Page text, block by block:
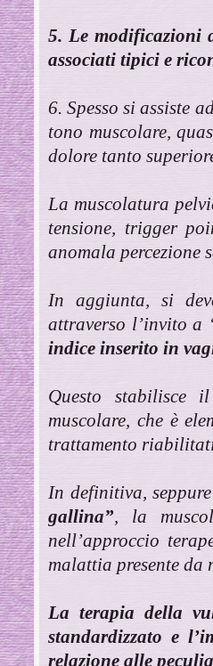
5. Le modificazioni
associati tipici e
6. Spesso si assiste
tono muscolare,
dolore tanto
La muscolatura
tensione, trigger
anomala percezione
In aggiunta, si
attraverso l’invito a
indice inserito in
Questo stabilisce
muscolare, che è
trattamento
In definitiva, seppure
gallina”, la
nell’approccio
malattia presente da
La terapia della
standardizzato e
relazione alle